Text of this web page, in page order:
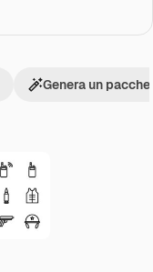
Genera un